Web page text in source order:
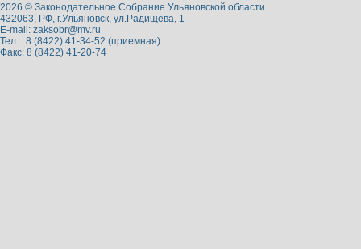
2026 © Законодательное Собрание Ульяновской области.
432063, РФ, г.Ульяновск, ул.Радищева, 1
E-mail: zaksobr@mv.ru
Тел.: 8 (8422) 41-34-52 (приемная)
Факс: 8 (8422) 41-20-74